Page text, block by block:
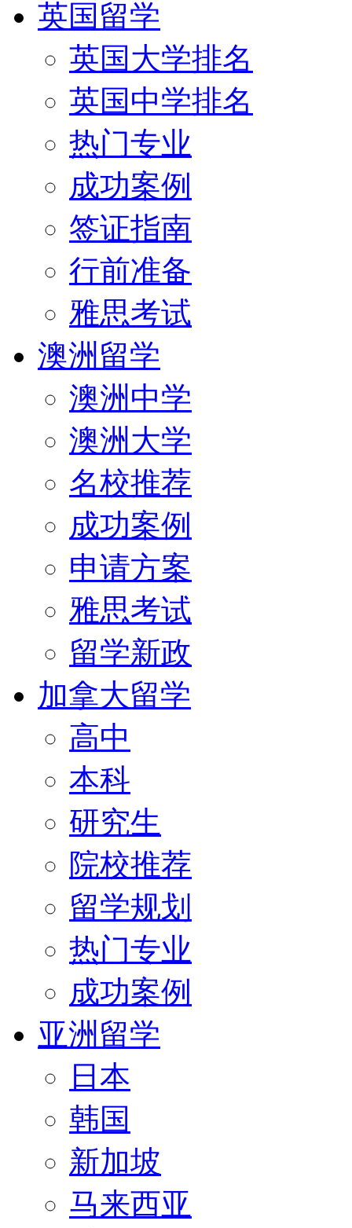
英国留学
英国大学排名
英国中学排名
热门专业
成功案例
签证指南
行前准备
雅思考试
澳洲留学
澳洲中学
澳洲大学
名校推荐
成功案例
申请方案
雅思考试
留学新政
加拿大留学
高中
本科
研究生
院校推荐
留学规划
热门专业
成功案例
亚洲留学
日本
韩国
新加坡
马来西亚